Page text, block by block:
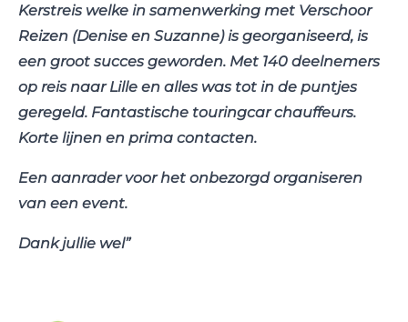
Kerstreis welke in samenwerking met Verschoor
Reizen (Denise en Suzanne) is georganiseerd, is
een groot succes geworden. Met 140 deelnemers
op reis naar Lille en alles was tot in de puntjes
geregeld. Fantastische touringcar chauffeurs.
Korte lijnen en prima contacten.
Een aanrader voor het onbezorgd organiseren
van een event.
Dank jullie wel”